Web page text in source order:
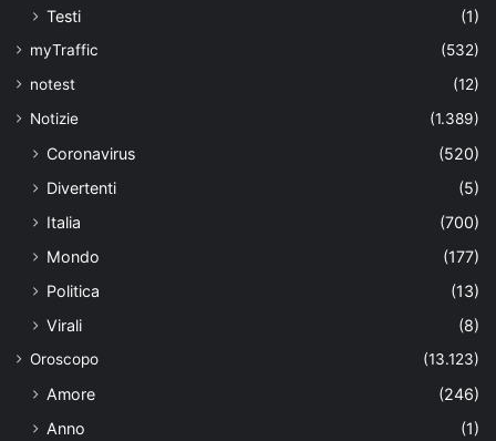
Testi
(1)
myTraffic
(532)
notest
(12)
Notizie
(1.389)
Coronavirus
(520)
Divertenti
(5)
Italia
(700)
Mondo
(177)
Politica
(13)
Virali
(8)
Oroscopo (13.123)
Amore
(246)
Anno
(1)